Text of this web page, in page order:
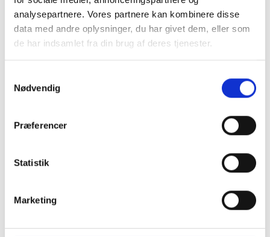
analysepartnere. Vores partnere kan kombinere disse
data med andre oplysninger, du har givet dem, eller som
de har indsamlet fra din brug af deres tjenester.
Nødvendig
Præferencer
Statistik
Marketing
skærmbeskyttelse IKKE
Pro/14/16e/17e
149 kr.